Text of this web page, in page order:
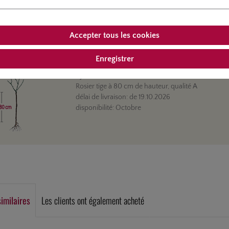
80 cm Info
Rosier tige à 80 cm de hauteur, qualité A
délai de livraison: de19.10.2026
disponibilité: Octobre
Les clients ont également acheté
Accepter tous les cookies
Enregistrer